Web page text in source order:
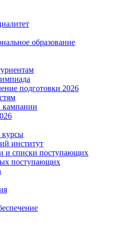
образование
подготовки 2026
кампании
курсы
институт
и списки поступающих
поступающих